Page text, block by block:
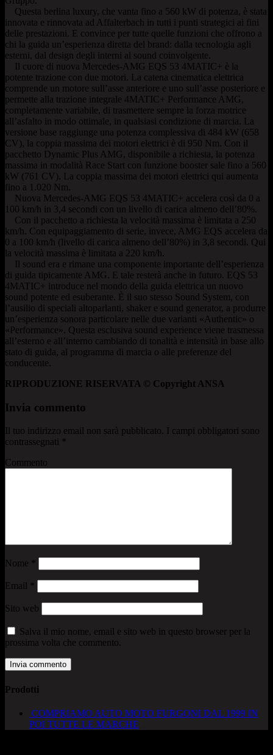
Questa berlina luxury, che vanta fino a 560 kW di potenza, è stata
innovata e rinnovata ad Affalterbach in tutti i punti strategici ai fini
delle prestazioni. E convince per tutte quelle funzioni che offrono a
chi la guida un’esperienza diretta del brand: dalla tecnologia agli
esterni, dal design degli interni al sound coinvolgente.
Il cuore di nuova Mercedes-AMG EQS 53 4MATIC+ è la
potente trazione con due motori. La catena cinematica elettrica
comprende un motore sull’asse anteriore e uno sull’asse posteriore e
permette alla trazione integrale 4MATIC+ Performance AMG,
completamente variabile, di trasmettere sempre la forza motrice
all’asfalto in modo ottimale, in qualsiasi condizione di marcia. La
versione base raggiunge una potenza complessiva di 484 kW (658
CV), la coppia massima dei motori elettrici è di 950 Nm. Con il
pacchetto Dynamic Plus AMG, disponibile a richiesta, la potenza
massima in modalità Race Start con funzione booster sale fino a 560
kW (761 CV). La coppia massima dei motori elettrici qui aumenta
fino a 1.020 Nm.
Nuova Mercedes-AMG EQS 53 4MATIC+ accelera così da 0 a
100 km/h in 3,4 secondi con un livello di carica almeno dell’80%.
Con il pacchetto a richiesta la velocità massima è limitata a 250
km/h. Con equipaggiamento di serie, invece, AMG EQS accelera da
0 a 100 km/h (livello di carica almeno dell’80%) in 3,8 secondi. Qui
la velocità massima è limitata a 220 km/h.
Il sound era e rimane una componente importante dell’esperienza
di guida tipicamente AMG. E tale resterà anche in futuro. EQS 53
4MATIC+ introduce nel mondo della guida elettrica un nuovo
sound potente ed esuberante. È il suo stesso Sound System, con
l’ausilio di speciali altoparlanti, shaker e sound generator, a produrre
un’esperienza sonora particolare nelle due varianti «Authentic» o
«Performance». Questa esclusiva sound experience viene trasmessa
all’esterno e all’interno cambiando di tonalità e intensità in base allo
stato di guida, al programma di marcia o alle preferenze del
conducente.
RIPRODUZIONE RISERVATA © Copyright ANSA
Invia commento
Il tuo indirizzo email non sarà pubblicato.
I campi obbligatori sono
contrassegnati
Commento
Nome
Email
Sito web
Salva il mio nome, email e sito web in questo browser per la
prossima volta che commento.
Prodotti
COMPRIAMO AUTO MOTO FURGONI DAL 1999 IN
POI TUTTE LE MARCHE